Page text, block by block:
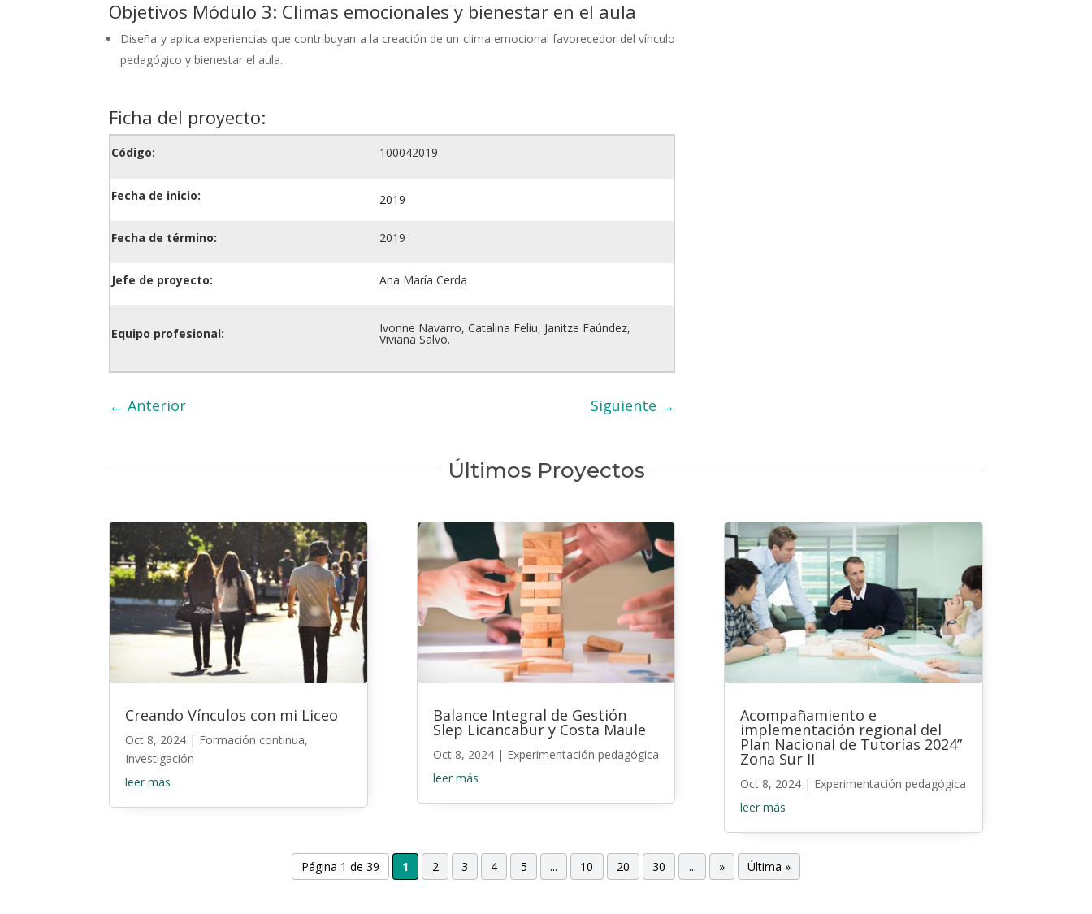
Objetivos Módulo 3: Climas emocionales y bienestar en el aula
Diseña y aplica experiencias que contribuyan a la creación de un clima emocional favorecedor del vínculo
pedagógico y bienestar el aula.
Ficha del proyecto:
Código: 100042019
Fecha de inicio: 2019
Fecha de término: 2019
Jefe de proyecto: Ana María Cerda
Equipo profesional: Ivonne Navarro, Catalina Feliu, Janitze Faúndez,
Viviana Salvo.
←Anterior Siguiente →
Últimos Proyectos
Creando Vínculos con mi Liceo
Oct 8, 2024 | Formación continua,
Investigación
leer más
Balance Integral de Gestión
Slep Licancabur y Costa Maule
Oct 8, 2024| Experimentación pedagógica
leer más
Acompañamiento e
implementación regional del
Plan Nacional de Tutorías 2024”
Zona Sur II
Oct 8, 2024| Experimentación pedagógica
leer más
Página 1 de 39 1 2 3 4 5 ... 10 20 30 ... » Última »